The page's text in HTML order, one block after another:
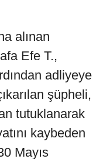
alınan
Efe T.,
adliyeye
şüpheli,
tutuklanarak
kaybeden
Mayıs